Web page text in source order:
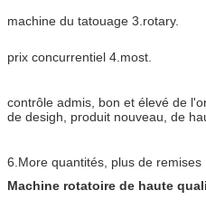
machine du tatouage 3.rotary.
prix concurrentiel 4.most.
contrôle admis, bon et élevé de
de desigh, produit nouveau, de
6.More quantités, plus de remises
Machine rotatoire de haute